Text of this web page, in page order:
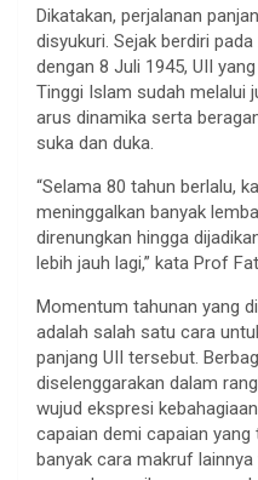
Dikatakan, perjalanan
disyukuri. Sejak berdiri
dengan 8 Juli 1945, UII
Tinggi Islam sudah melalui
arus dinamika serta
suka dan duka.
“Selama 80 tahun berlalu,
meninggalkan banyak
direnungkan hingga
lebih jauh lagi,” kata Prof
Momentum tahunan yang
adalah salah satu cara
panjang UII tersebut.
diselenggarakan dalam
wujud ekspresi
capaian demi capaian
banyak cara makruf